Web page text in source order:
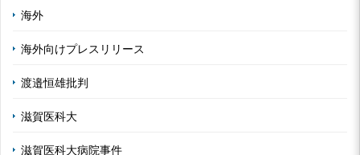
海外
海外向けプレスリリース
渡邉恒雄批判
滋賀医科大
滋賀医科大病院事件